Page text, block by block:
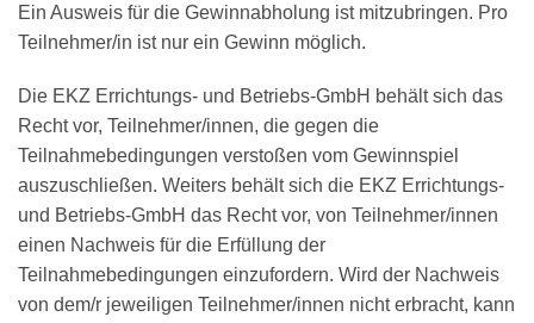
Ein Ausweis für die Gewinnabholung ist mitzubringen. Pro
Teilnehmer/in ist nur ein Gewinn möglich.
Die EKZ Errichtungs- und Betriebs-GmbH behält sich das
Recht vor, Teilnehmer/innen, die gegen die
Teilnahmebedingungen verstoßen vom Gewinnspiel
auszuschließen. Weiters behält sich die EKZ Errichtungs-
und Betriebs-GmbH das Recht vor, von Teilnehmer/innen
einen Nachweis für die Erfüllung der
Teilnahmebedingungen einzufordern. Wird der Nachweis
von dem/r jeweiligen Teilnehmer/innen nicht erbracht, kann